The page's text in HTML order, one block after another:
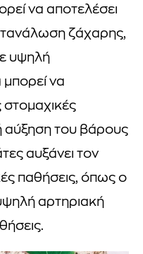
να αποτελέσει
ζάχαρης,
υψηλή
μπορεί να
αύξηση του βάρους
αυξάνει τον
παθήσεις, όπως ο
αρτηριακή